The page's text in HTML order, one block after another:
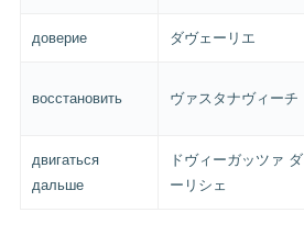
доверие ダヴェーリエ
восстановить ヴァスタナヴィーチ
двигаться
дальше
ドヴィーガッツァ ダ
ーリシェ